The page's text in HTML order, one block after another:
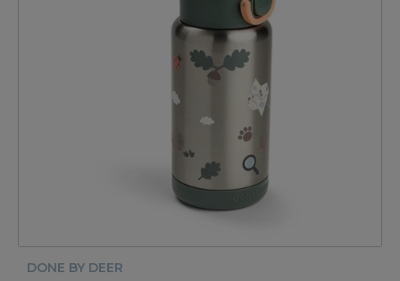
DONE BY DEER